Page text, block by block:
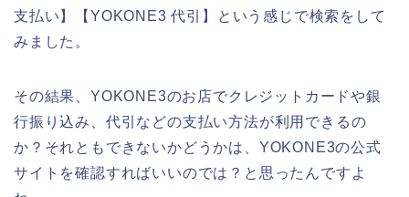
支払い】【YOKONE3 代引】という感じで検索をして
みました。
その結果、YOKONE3のお店でクレジットカードや銀
行振り込み、代引などの支払い方法が利用できるの
か？それともできないかどうかは、YOKONE3の公式
サイトを確認すればいいのでは？と思ったんですよ